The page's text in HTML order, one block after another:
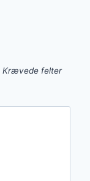
Krævede felter